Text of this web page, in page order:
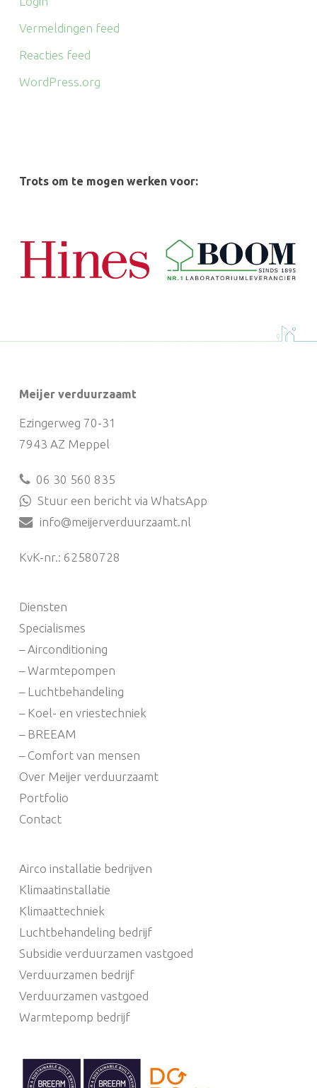
Vermeldingen feed
Reacties feed
WordPress.org
Trots om te mogen werken voor:
Meijer verduurzaamt
Ezingerweg 70-31
7943 AZ Meppel
06 30 560 835
Stuur een bericht via WhatsApp
info@meijerverduurzaamt.nl
KvK-nr.: 62580728
Diensten
Specialismes
– Airconditioning
– Warmtepompen
– Luchtbehandeling
– Koel- en vriestechniek
– BREEAM
– Comfort van mensen
Over Meijer verduurzaamt
Portfolio
Contact
Airco installatie bedrijven
Klimaatinstallatie
Klimaattechniek
Luchtbehandeling bedrijf
Subsidie verduurzamen vastgoed
Verduurzamen bedrijf
Verduurzamen vastgoed
Warmtepomp bedrijf